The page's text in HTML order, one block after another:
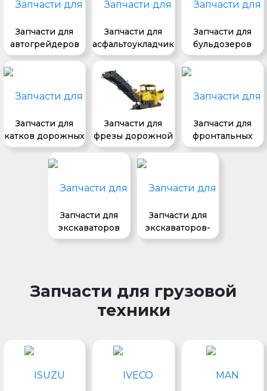
Запчасти для
автогрейдеров
Запчасти для
асфальтоукладчиков
Запчасти для
бульдозеров
Запчасти для
катков дорожных
Запчасти для
фрезы дорожной
Запчасти для
фронтальных
погрузчиков
Запчасти для
экскаваторов
Запчасти для
экскаваторов-
погрузчиков
Запчасти для грузовой
техники